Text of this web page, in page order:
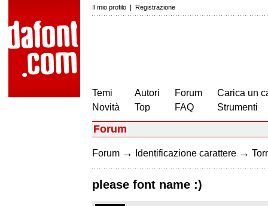
Il mio profilo | Registrazione
Temi
Novità
Autori
Top
Forum
FAQ
Carica un
Strumenti
Forum
Forum → Identificazione carattere →
please font name :)